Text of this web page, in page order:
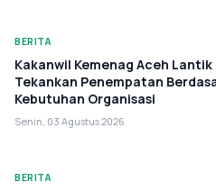
BERITA
Kakanwil Kemenag Aceh Lantik
Tekankan Penempatan
Kebutuhan Organisasi
Senin, 03 Agustus 2026
BERITA